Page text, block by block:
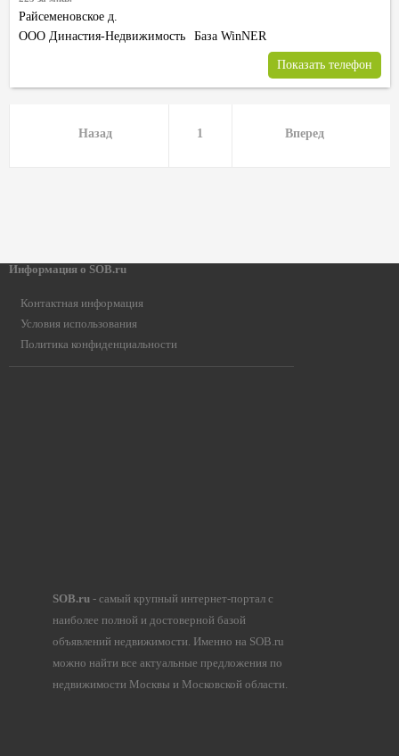
Райсеменовское д.
ООО Династия-Недвижимость База WinNER
Показать телефон
Назад 1 Вперед
Информация о SOB.ru
Контактная информация
Условия использования
Политика конфиденциальности
SOB.ru- самый крупный интернет-портал с
наиболее полной и достоверной базой
объявлений недвижимости. Именно на SOB.ru
можно найти все актуальные предложения по
недвижимости Москвы и Московской области.